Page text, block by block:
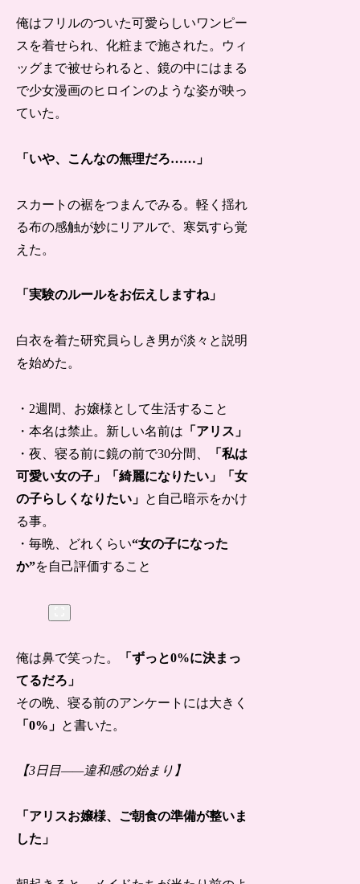
俺はフリルのついた可愛らしいワンピー
スを着せられ、化粧まで施された。ウィ
ッグまで被せられると、鏡の中にはまる
で少女漫画のヒロインのような姿が映っ
ていた。
「いや、こんなの無理だろ……」
スカートの裾をつまんでみる。軽く揺れ
る布の感触が妙にリアルで、寒気すら覚
えた。
「実験のルールをお伝えしますね」
白衣を着た研究員らしき男が淡々と説明
を始めた。
・2週間、お嬢様として生活すること
・本名は禁止。新しい名前は 「アリス」
・夜、寝る前に鏡の前で30分間、
「私は
可愛い女の子」
「綺麗になりたい」
「女
の子らしくなりたい」 と自己暗示をかけ
る事。
・毎晩、どれくらい“女の子になった
か”を自己評価すること
俺は鼻で笑った。
「ずっと0%に決まっ
てるだろ」
その晩、寝る前のアンケートには大きく
「0%」 と書いた。
【3日目——違和感の始まり】
「アリスお嬢様、ご朝食の準備が整いま
した」